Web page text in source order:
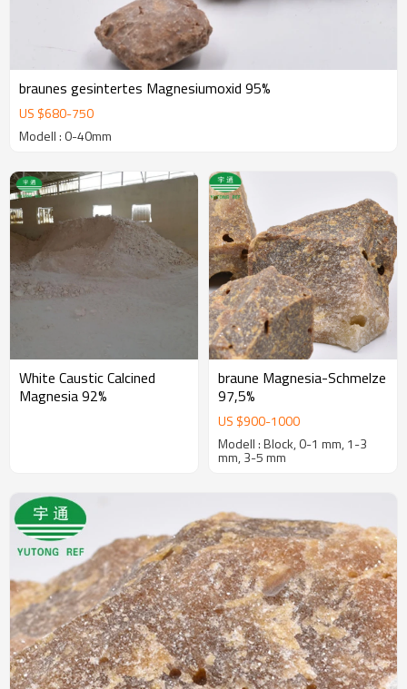
braunes gesintertes Magnesiumoxid 95%
US $680-750
Modell : 0-40mm
White Caustic Calcined
Magnesia 92%
braune Magnesia-Schmelze
97,5%
US $900-1000
Modell : Block, 0-1 mm, 1-3
mm, 3-5 mm